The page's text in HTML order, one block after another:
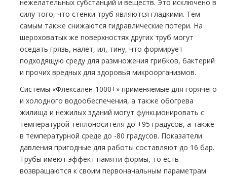
нежелательных субстанций и веществ. Это исключено в
силу того, что стенки труб являются гладкими. Тем
самым также снижаются гидравлические потери. На
шероховатых же поверхностях других труб могут
оседать грязь, налёт, ил, тину, что формирует
подходящую среду для размножения грибков, бактерий
и прочих вредных для здоровья микроорганизмов.
Системы «Флексален-1000+» применяемые для горячего
и холодного водообеспечения, а также обогрева
жилища и нежилых зданий могут функционировать с
температурой теплоносителя до +95 градусов, а также
в температурной среде до -80 градусов. Показатели
давления пригодные для работы составляют до 16 бар.
Трубы имеют эффект памяти формы, то есть
возвращаются к своим первоначальным параметрам